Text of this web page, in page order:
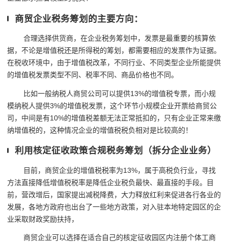
商贸企业税务筹划的主要方向：
合理选择供货商，在企业税务筹划中，发票是最重要的核算依
据，不论是增值税还是所得税的筹划，都需要相应的发票作为证据。
在税收环境中，由于增值税改革，不同行业、不同类型企业所能提供
的增值税发票类型不同、税率不同、商品价格也不同。
比如一般纳税人商贸公司可以提供13%的增值税专票，而小规
模纳税人提供3%的增值税发票，这个环节小规模企业开票给商贸公
司，中间是有10%的增值税差额无法正常抵扣的，只有企业正常来缴
纳增值税的，这种情况企业的增值税税负相对是比较高的！
利用核定征收政策合规税务筹划（拆分企业业务）
目前，商贸企业的增值税税率为13%，属于高税负行业，寻找
方法直接降低增值税税率是降低企业税负最快、最直接的手段。目
前，营改增后，国家提出减税降费，大力释放红利来促进各行各业的
发展，各地方政府也出台了一些地方政策，对入驻本地特定园区的企
业采取财政奖励扶持，
商贸企业可以选择在适合自己的核定征收园区内注册个体工商